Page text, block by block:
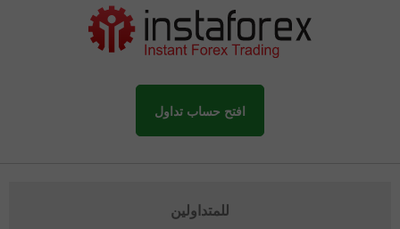
افتح حساب تداول
للمتداولين